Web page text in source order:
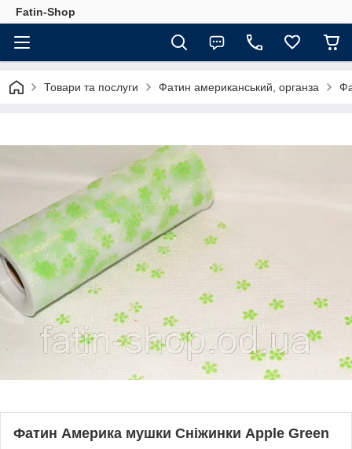
Fatin-Shop
Товари та послуги Фатин американський, органза
Фатин Америка мушки Сніжинки Apple Green